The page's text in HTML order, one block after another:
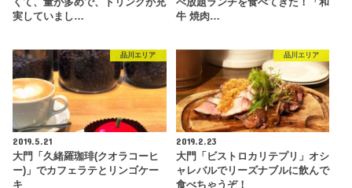
実していまし…
牛 焼肉…
品川エリア
2019.5.21
大門「久緒羅珈琲(クオラコーヒ
ー)」でカフェラテとリンゴケー
キ
品川エリア
2019.2.23
大門「ビストロカリテプリ」オシ
ャレバルでリーズナブルに飲んで
食べちゃうぞ！